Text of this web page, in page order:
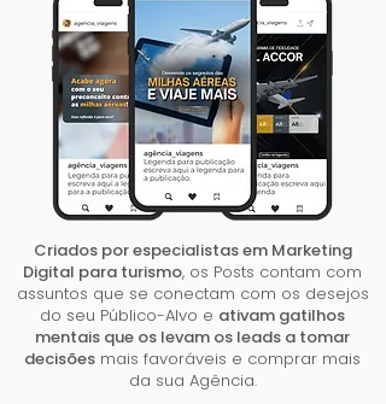
Criados por especialistas em Marketing
Digital para turismo, os Posts contam com
assuntos que se conectam com os desejos
do seu Público-Alvo e ativam gatilhos
mentais que os levam os leads a tomar
decisões mais favoráveis e comprar mais
da sua Agência.